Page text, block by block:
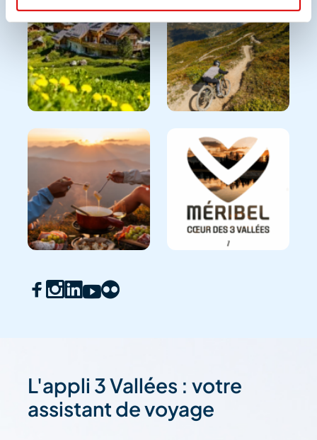
L'appli 3 Vallées : votre
assistant de voyage